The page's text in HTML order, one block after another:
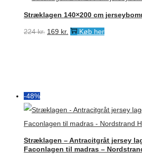
Stræklagen 140×200 cm
224kr. Den
169 kr. DenKøb her
-48%
Stræklagen – Antracitgråt jersey
Faconlagen til madras –